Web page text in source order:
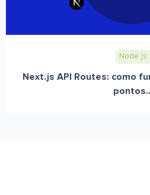
Node.js
Next.js API Routes: como